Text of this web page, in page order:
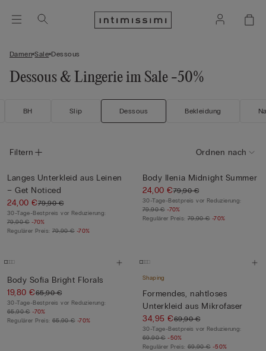
Damen Sale Dessous
Dessous & Lingerie im Sale -50%
BH Slip Dessous Bekleidung
Filtern Ordnen nach
Langes Unterkleid aus Leinen
– Get Noticed
24,00 €79,90 €
30-Tage-Bestpreis vor Reduzierung:
79,90 € -70%
Regulärer Preis: 79,90 € -70%
Body Ilenia Midnight Summer
24,00 €79,90 €
30-Tage-Bestpreis vor Reduzierung:
79,90 € -70%
Regulärer Preis: 79,90 € -70%
Body Sofia Bright Florals
19,80 €65,90 €
30-Tage-Bestpreis vor Reduzierung:
65,90 € -70%
Regulärer Preis: 65,90 € -70%
Shaping
Formendes, nahtloses
Unterkleid aus Mikrofaser
34,95 €69,90 €
30-Tage-Bestpreis vor Reduzierung:
69,90 € -50%
Regulärer Preis: 69,90 € -50%